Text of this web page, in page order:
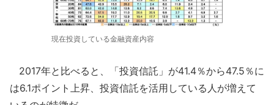
現在投資している金融資産内容
2017年と比べると、「投資信託」が41.4％から47.5％に
は6.1ポイント上昇、投資信託を活用している人が増えて